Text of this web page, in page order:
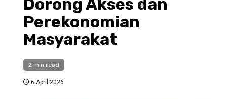
Dorong Akses dan
Perekonomian
Masyarakat
2 min read
6 April 2026